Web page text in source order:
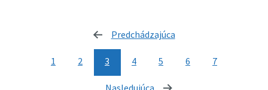
Predchádzajúca
1 2 3 4 5 6 7